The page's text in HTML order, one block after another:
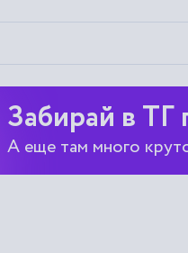
Забирай в ТГ
А еще там много